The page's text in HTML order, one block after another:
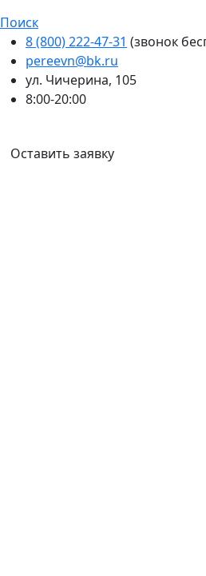
Поиск
8 (800) 222-47-31 (звонок
pereevn@bk.ru
ул. Чичерина, 105
8:00-20:00
Оставить заявку